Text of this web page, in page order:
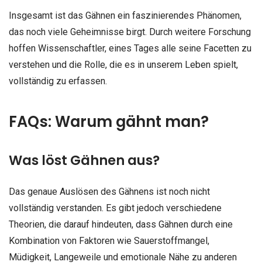
Insgesamt ist das Gähnen ein faszinierendes Phänomen,
das noch viele Geheimnisse birgt. Durch weitere Forschung
hoffen Wissenschaftler, eines Tages alle seine Facetten zu
verstehen und die Rolle, die es in unserem Leben spielt,
vollständig zu erfassen.
FAQs: Warum gähnt man?
Was löst Gähnen aus?
Das genaue Auslösen des Gähnens ist noch nicht
vollständig verstanden. Es gibt jedoch verschiedene
Theorien, die darauf hindeuten, dass Gähnen durch eine
Kombination von Faktoren wie Sauerstoffmangel,
Müdigkeit, Langeweile und emotionale Nähe zu anderen